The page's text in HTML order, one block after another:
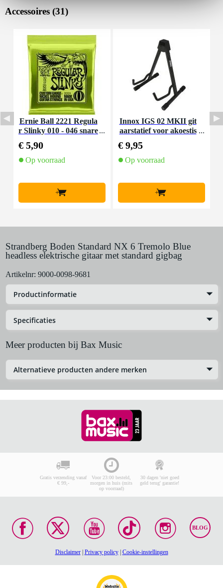
Accessoires (31)
Ernie Ball 2221 Regula
r Slinky 010 - 046 snare
€ 5,90
Op voorraad
+
Innox IGS 02 MKII git
aarstatief voor akoestis
€ 9,95
Op voorraad
+
Strandberg Boden Standard NX 6 Tremolo Blue
headless elektrische gitaar met standard gigbag
Artikelnr: 9000-0098-9681
Productinformatie
Specificaties
Meer producten bij Bax Music
Alternatieve producten andere merken
Gratis verzending vanaf
€ 99,-
Voor 23:00 besteld,
morgen in huis (mits
op voorraad)
30 dagen 'niet goed
geld terug' garantie!
BLOG
Disclaimer| Privacy policy| Cookie-instellingen